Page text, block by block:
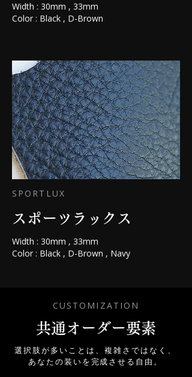
Width : 30mm , 33mm
Color : Black , D-Brown
SPORTLUX
スポーツラックス
Width : 30mm , 33mm
Color : Black , D-Brown , Navy
CUSTOMIZATION
共通オーダー要素
選択肢が多いことは、複雑さではなく、
​あなたの装いを完成させる自由。